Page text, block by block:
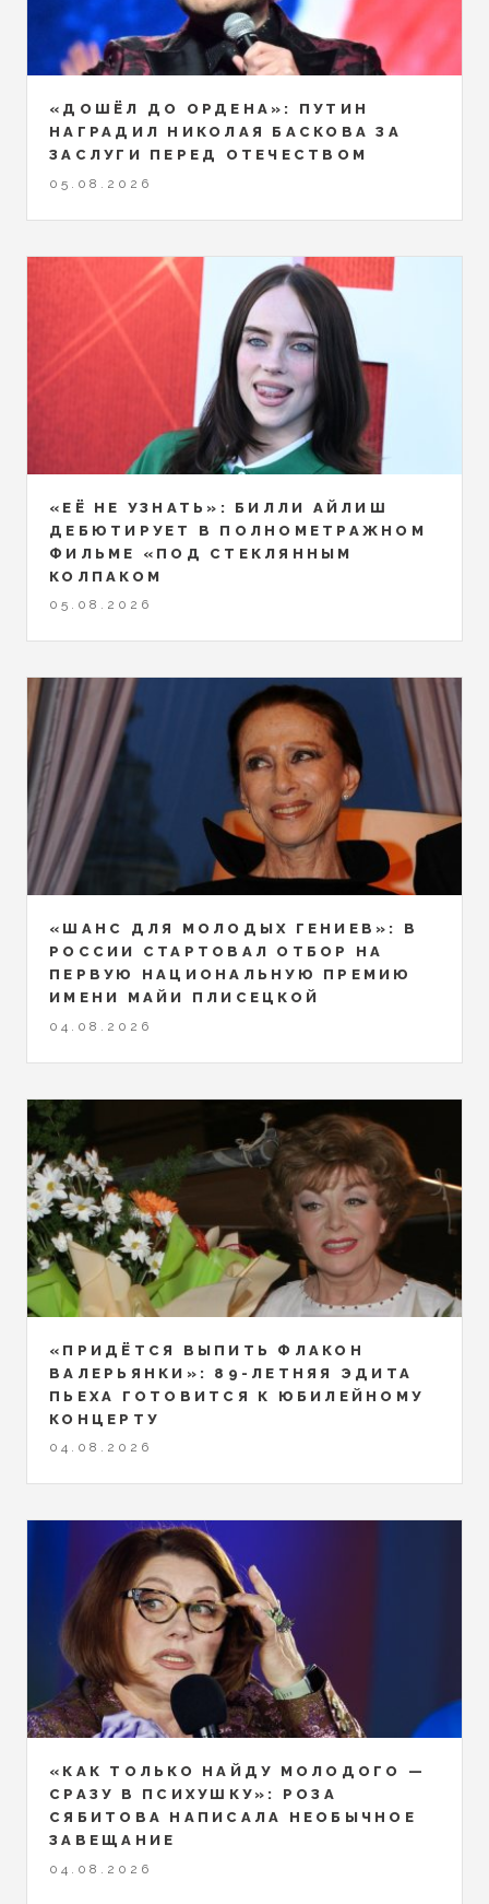
«ДОШЁЛ ДО ОРДЕНА»: ПУТИН
НАГРАДИЛ НИКОЛАЯ БАСКОВА ЗА
ЗАСЛУГИ ПЕРЕД ОТЕЧЕСТВОМ
05.08.2026
«ЕЁ НЕ УЗНАТЬ»: БИЛЛИ АЙЛИШ
ДЕБЮТИРУЕТ В ПОЛНОМЕТРАЖНОМ
ФИЛЬМЕ «ПОД СТЕКЛЯННЫМ
КОЛПАКОМ
05.08.2026
«ШАНС ДЛЯ МОЛОДЫХ ГЕНИЕВ»: В
РОССИИ СТАРТОВАЛ ОТБОР НА
ПЕРВУЮ НАЦИОНАЛЬНУЮ ПРЕМИЮ
ИМЕНИ МАЙИ ПЛИСЕЦКОЙ
04.08.2026
«ПРИДЁТСЯ ВЫПИТЬ ФЛАКОН
ВАЛЕРЬЯНКИ»: 89-ЛЕТНЯЯ ЭДИТА
ПЬЕХА ГОТОВИТСЯ К ЮБИЛЕЙНОМУ
КОНЦЕРТУ
04.08.2026
«КАК ТОЛЬКО НАЙДУ МОЛОДОГО —
СРАЗУ В ПСИХУШКУ»: РОЗА
СЯБИТОВА НАПИСАЛА НЕОБЫЧНОЕ
ЗАВЕЩАНИЕ
04.08.2026